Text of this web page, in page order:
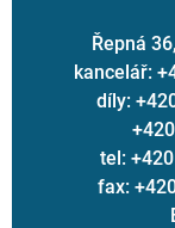
Řepná
kancelář:
díly:
+420
tel:
fax: